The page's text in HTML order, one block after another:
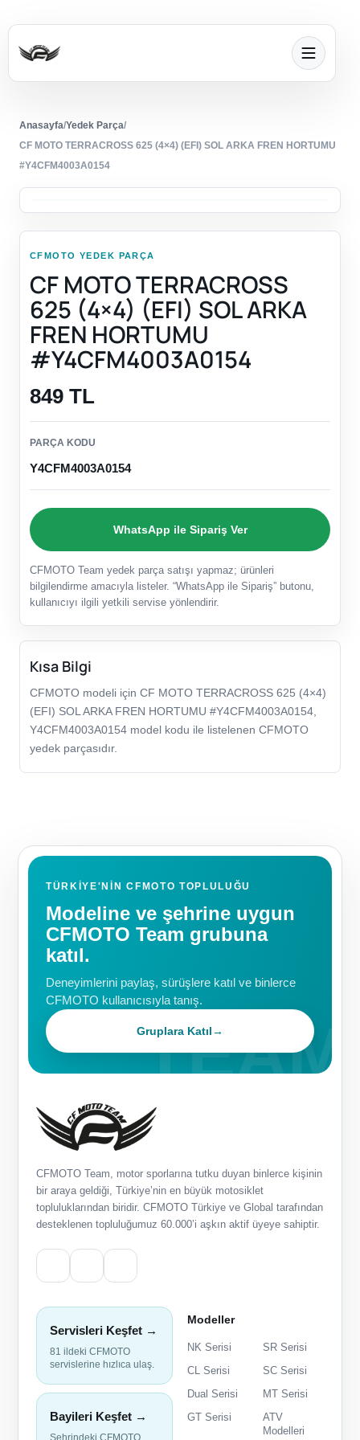
Anasayfa/Yedek Parça/
CF MOTO TERRACROSS 625 (4×4) (EFI) SOL ARKA FREN HORTUMU
#Y4CFM4003A0154
CFMOTO YEDEK PARÇA
CF MOTO TERRACROSS
625 (4×4) (EFI) SOL ARKA
FREN HORTUMU
#Y4CFM4003A0154
849 TL
PARÇA KODU
Y4CFM4003A0154
WhatsApp ile Sipariş Ver
CFMOTO Team yedek parça satışı yapmaz; ürünleri
bilgilendirme amacıyla listeler. “WhatsApp ile Sipariş” butonu,
kullanıcıyı ilgili yetkili servise yönlendirir.
Kısa Bilgi
CFMOTO modeli için CF MOTO TERRACROSS 625 (4×4)
(EFI) SOL ARKA FREN HORTUMU #Y4CFM4003A0154,
Y4CFM4003A0154 model kodu ile listelenen CFMOTO
yedek parçasıdır.
TÜRKIYE'NIN CFMOTO TOPLULUĞU
Modeline ve şehrine uygun
CFMOTO Team grubuna
katıl.
Deneyimlerini paylaş, sürüşlere katıl ve binlerce
CFMOTO kullanıcısıyla tanış.
Gruplara Katıl→
CFMOTO Team, motor sporlarına tutku duyan binlerce kişinin
bir araya geldiği, Türkiye’nin en büyük motosiklet
topluluklarından biridir. CFMOTO Türkiye ve Global tarafından
desteklenen topluluğumuz 60.000’i aşkın aktif üyeye sahiptir.
Servisleri Keşfet →
81 ildeki CFMOTO
servislerine hızlıca ulaş.
Bayileri Keşfet →
Modeller
NK Serisi
SR Serisi
CL Serisi
SC Serisi
Dual Serisi
MT Serisi
GT Serisi
ATV
Modelleri